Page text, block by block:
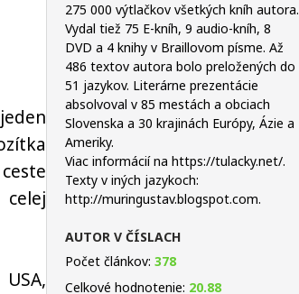
275 000 výtlačkov všetkých kníh autora.
Vydal tiež 75 E-kníh, 9 audio-kníh, 8
DVD a 4 knihy v Braillovom písme. Až
486 textov autora bolo preložených do
51 jazykov. Literárne prezentácie
absolvoval v 85 mestách a obciach
Slovenska a 30 krajinách Európy, Ázie a
Ameriky.
Viac informácií na https://tulacky.net/.
Texty v iných jazykoch:
http://muringustav.blogspot.com.
AUTOR V ČÍSLACH
Počet článkov: 378
Celkové hodnotenie: 20.88